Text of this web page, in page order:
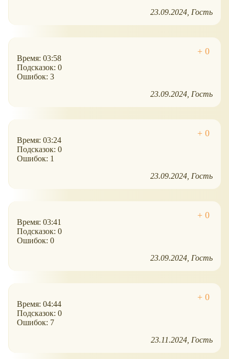
23.09.2024 Гость
Время: 03:58
Подсказок: 0
Ошибок: 3
23.09.2024 Гость
Время: 03:24
Подсказок: 0
Ошибок: 1
23.09.2024 Гость
Время: 03:41
Подсказок: 0
Ошибок: 0
23.09.2024 Гость
Время: 04:44
Подсказок: 0
Ошибок: 7
23.11.2024 Гость